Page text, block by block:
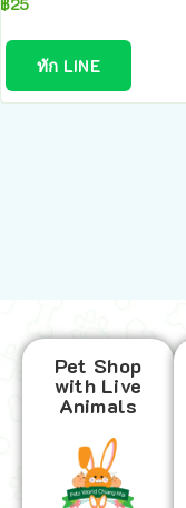
ทัก LINE
Pet Shop
with Live
Animals